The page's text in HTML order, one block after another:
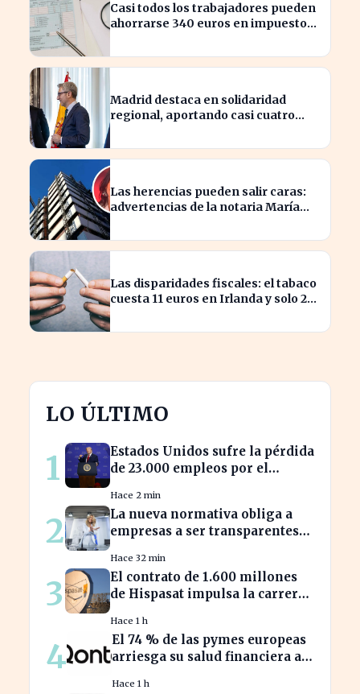
Casi todos los trabajadores pueden
ahorrarse 340 euros en impuestos,
Madrid destaca en solidaridad
regional, aportando casi cuatro
Las herencias pueden salir caras:
advertencias de la notaria María
Las disparidades fiscales: el tabaco
cuesta 11 euros en Irlanda y solo 2
LO ÚLTIMO
1
Estados Unidos sufre la pérdida
de 23.000 empleos por el
Hace 2 min
2
La nueva normativa obliga a
empresas a ser transparentes
trabajadores en puestos
similares
Hace 32 min
3
El contrato de 1.600 millones
de Hispasat impulsa la carrera
Hace 1 h
4
El 74 % de las pymes europeas
arriesga su salud financiera al
Hace 1 h